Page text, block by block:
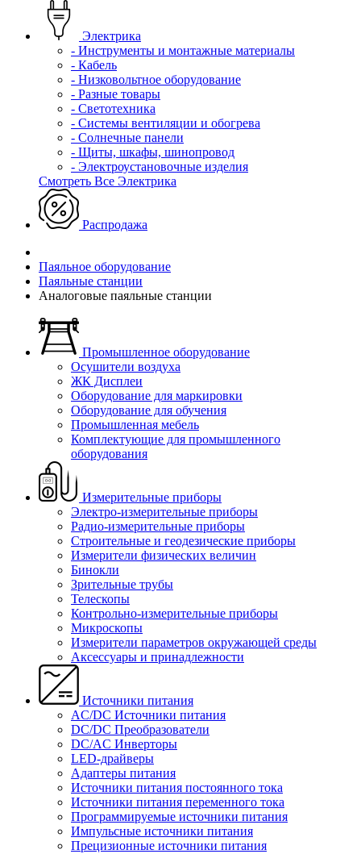
Электрика
- Инструменты и монтажные материалы
- Кабель
- Низковольтное оборудование
- Разные товары
- Светотехника
- Системы вентиляции и обогрева
- Солнечные панели
- Щиты, шкафы, шинопровод
- Электроустановочные изделия
Смотреть Все Электрика
Распродажа
Паяльное оборудование
Паяльные станции
Аналоговые паяльные станции
Промышленное оборудование
Осушители воздуха
ЖК Дисплеи
Оборудование для маркировки
Оборудование для обучения
Промышленная мебель
Комплектующие для промышленного
оборудования
Измерительные приборы
Электро-измерительные приборы
Радио-измерительные приборы
Строительные и геодезические приборы
Измерители физических величин
Бинокли
Зрительные трубы
Телескопы
Контрольно-измерительные приборы
Микроскопы
Измерители параметров окружающей среды
Аксессуары и принадлежности
Источники питания
AC/DC Источники питания
DC/DC Преобразователи
DC/AC Инверторы
LED-драйверы
Адаптеры питания
Источники питания постоянного тока
Источники питания переменного тока
Программируемые источники питания
Импульсные источники питания
Прецизионные источники питания